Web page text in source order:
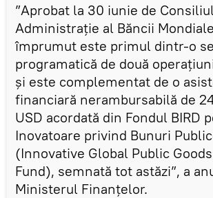
”Aprobat la 30 iunie de
Administraţie al Băncii
împrumut este primul dintr-o
programatică de două
şi este complementat de o
financiară nerambursabilă de
USD acordată din Fondul BIRD
Inovatoare privind Bunuri
(Innovative Global Public
Fund), semnată tot astăzi”, a
Ministerul Finanțelor.